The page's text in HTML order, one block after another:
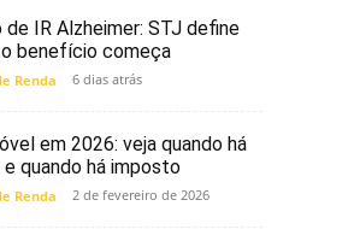
de IR Alzheimer: STJ define
benefício começa
Renda 6 dias atrás
em 2026: veja quando há
quando há imposto
Renda 2 de fevereiro de 2026